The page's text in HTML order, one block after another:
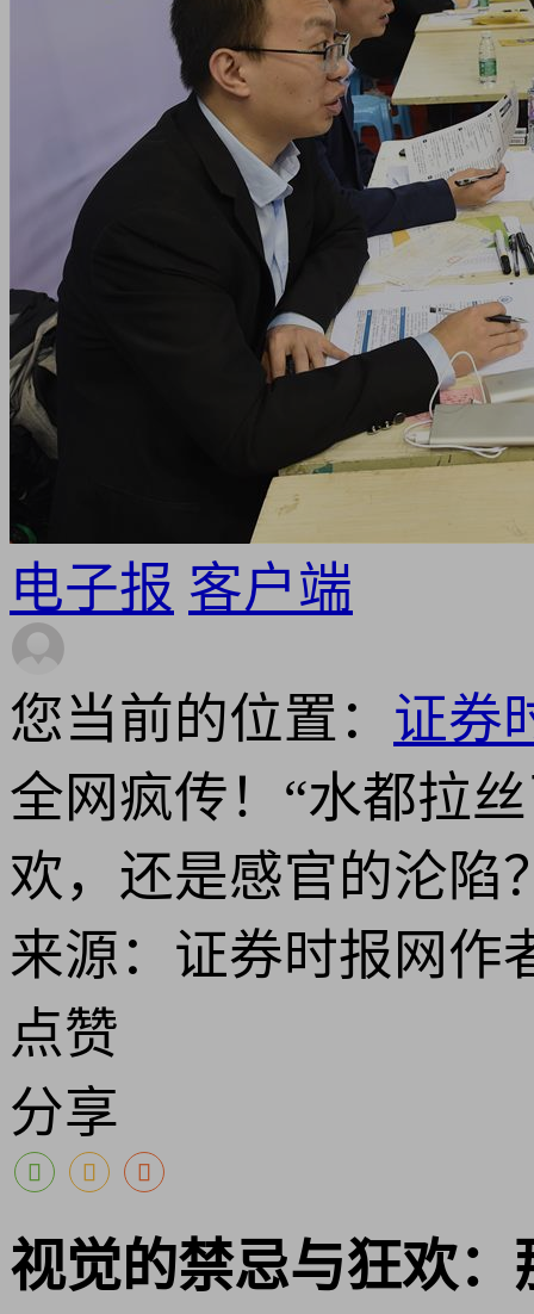
电子报 客户端
您当前的位置： 证券
全网疯传！“水都拉
欢，还是感官的沦陷
来源：证券时报网作
点赞
分享
视觉的禁忌与狂欢